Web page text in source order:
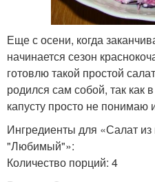
Еще с осени, когда
начинается сезон
готовлю такой простой
родился сам собой, так как
капусту просто не
Ингредиенты для «Салат из
"Любимый"»:
Количество порций: 4